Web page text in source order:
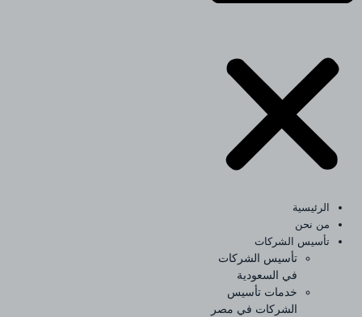
الرئيسية
من نحن
تأسيس الشركات
تأسيس الشركات
في السعودية
خدمات تأسيس
الشركات في مصر